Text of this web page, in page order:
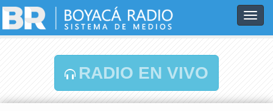
RADIO EN VIVO